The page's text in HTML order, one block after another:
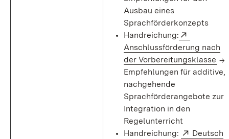
Ausbau eines
Sprachförderkonzepts
Handreichung:
Anschlussförderung nach
der Vorbereitungsklasse ->
Empfehlungen für additive,
nachgehende
Sprachförderangebote zur
Integration in den
Regelunterricht
Handreichung:
Extern:
Deutsch